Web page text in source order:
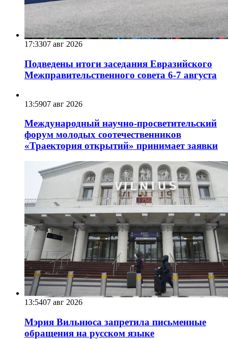
17:3307 авг 2026
Подведены итоги заседания Евразийского
Межправительственного совета 6-7 августа
13:5907 авг 2026
Международный научно-просветительский
форум молодых соотечественников
«Траектория открытий» принимает заявки
13:5407 авг 2026
Мэрия Вильнюса запретила письменные
обращения на русском языке